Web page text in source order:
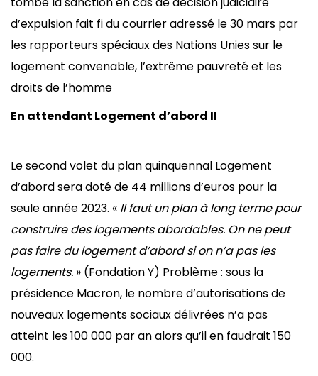
d’expulsion fait fi du courrier adressé le 30 mars par
les rapporteurs spéciaux des Nations Unies sur le
logement convenable, l’extrême pauvreté et les
droits de l’homme
En attendant Logement d’abord II
Le second volet du plan quinquennal Logement
d’abord sera doté de 44 millions d’euros pour la
seule année 2023. « Il faut un plan à long terme pour
construire des logements abordables. On ne peut
pas faire du logement d’abord si on n’a pas les
logements. » (Fondation Y) Problème : sous la
présidence Macron, le nombre d’autorisations de
nouveaux logements sociaux délivrées n’a pas
atteint les 100 000 par an alors qu’il en faudrait 150
000.